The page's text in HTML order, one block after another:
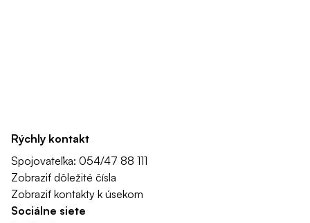
Rýchly kontakt
Spojovateľka: 054/47 88 111
Zobraziť dôležité čísla
Zobraziť kontakty k úsekom
Sociálne siete